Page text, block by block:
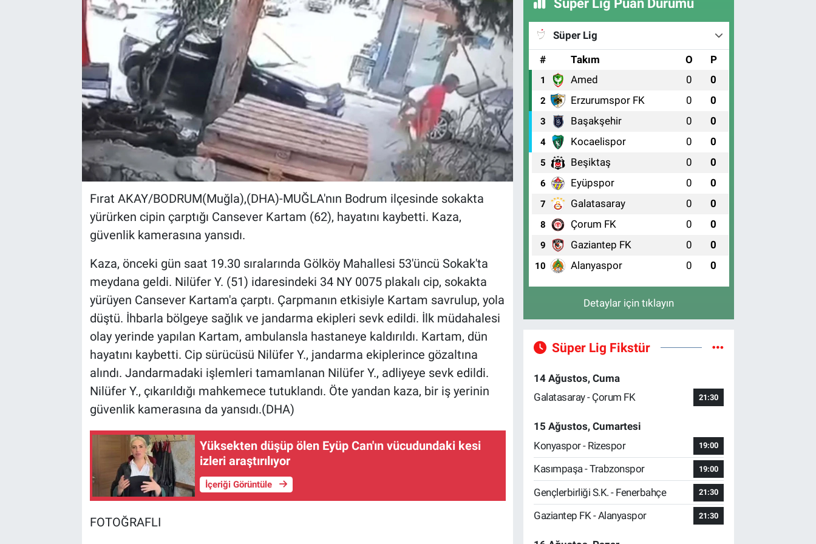
Fırat AKAY/BODRUM(Muğla),(DHA)-MUĞLA'nın Bodrum ilçesinde sokakta
yürürken cipin çarptığı Cansever Kartam (62), hayatını kaybetti. Kaza,
güvenlik kamerasına yansıdı.
Kaza, önceki gün saat 19.30 sıralarında Gölköy Mahallesi 53'üncü Sokak'ta
meydana geldi. Nilüfer Y. (51) idaresindeki 34 NY 0075 plakalı cip, sokakta
yürüyen Cansever Kartam'a çarptı. Çarpmanın etkisiyle Kartam savrulup, yola
düştü. İhbarla bölgeye sağlık ve jandarma ekipleri sevk edildi. İlk müdahalesi
olay yerinde yapılan Kartam, ambulansla hastaneye kaldırıldı. Kartam, dün
hayatını kaybetti. Cip sürücüsü Nilüfer Y., jandarma ekiplerince gözaltına
alındı. Jandarmadaki işlemleri tamamlanan Nilüfer Y., adliyeye sevk edildi.
Nilüfer Y., çıkarıldığı mahkemece tutuklandı. Öte yandan kaza, bir iş yerinin
güvenlik kamerasına da yansıdı.(DHA)
Yüksekten düşüp ölen Eyüp Can'ın vücudundaki kesi
izleri araştırılıyor
İçeriği Görüntüle
FOTOĞRAFLI
Süper Lig Puan Durumu
Süper Lig
#
Takım O P
1 Amed 0 0
2 Erzurumspor FK 0 0
3 Başakşehir 0 0
4 Kocaelispor 0 0
5 Beşiktaş 0 0
6 Eyüpspor 0 0
7 Galatasaray 0 0
8 Çorum FK 0 0
9 Gaziantep FK 0 0
10 Alanyaspor 0 0
Detaylar için tıklayın
Süper Lig Fikstür
14 Ağustos, Cuma
Galatasaray - Çorum FK
21:30
15 Ağustos, Cumartesi
Konyaspor - Rizespor
19:00
Kasımpaşa - Trabzonspor 19:00
Gençlerbirliği S.K. - Fenerbahçe 21:30
Gaziantep FK - Alanyaspor 21:30
Kültür Sanat
Bilim ve Teknoloji